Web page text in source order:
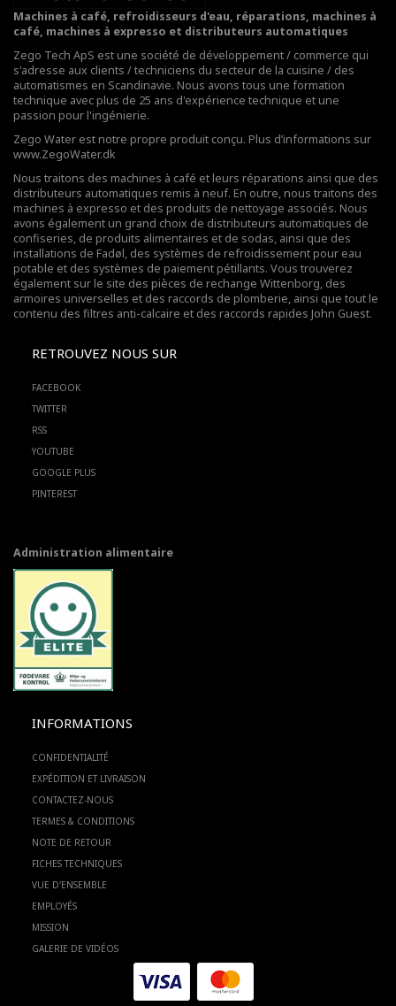
Machines à café, refroidisseurs d'eau, réparations, machines à
café, machines à expresso et distributeurs automatiques
Zego Tech ApS est une société de développement / commerce qui
s'adresse aux clients / techniciens du secteur de la cuisine / des
automatismes en Scandinavie. Nous avons tous une formation
technique avec plus de 25 ans d'expérience technique et une
passion pour l'ingénierie.
Zego Water est notre propre produit conçu. Plus d’informations sur
www.ZegoWater.dk
Nous traitons des machines à café et leurs réparations ainsi que des
distributeurs automatiques remis à neuf. En outre, nous traitons des
machines à expresso et des produits de nettoyage associés. Nous
avons également un grand choix de distributeurs automatiques de
confiseries, de produits alimentaires et de sodas, ainsi que des
installations de Fadøl, des systèmes de refroidissement pour eau
potable et des systèmes de paiement pétillants. Vous trouverez
également sur le site des pièces de rechange Wittenborg, des
armoires universelles et des raccords de plomberie, ainsi que tout le
contenu des filtres anti-calcaire et des raccords rapides John Guest.
RETROUVEZ NOUS SUR
FACEBOOK
TWITTER
RSS
YOUTUBE
GOOGLE PLUS
PINTEREST
Administration alimentaire
INFORMATIONS
CONFIDENTIALITÉ
EXPÉDITION ET LIVRAISON
CONTACTEZ-NOUS
TERMES & CONDITIONS
NOTE DE RETOUR
FICHES TECHNIQUES
VUE D'ENSEMBLE
EMPLOYÉS
MISSION
GALERIE DE VIDÉOS